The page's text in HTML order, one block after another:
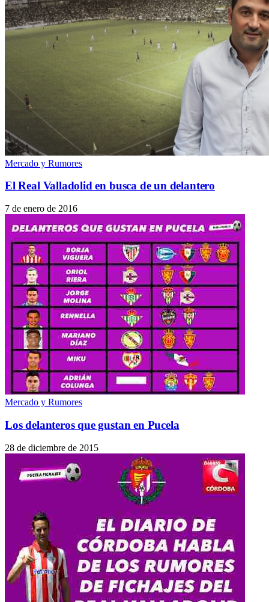
Mercado y Rumores
El Real Valladolid en busca de un delantero
7 de enero de 2016
Mercado y Rumores
Los delanteros que gustan en Pucela
28 de diciembre de 2015